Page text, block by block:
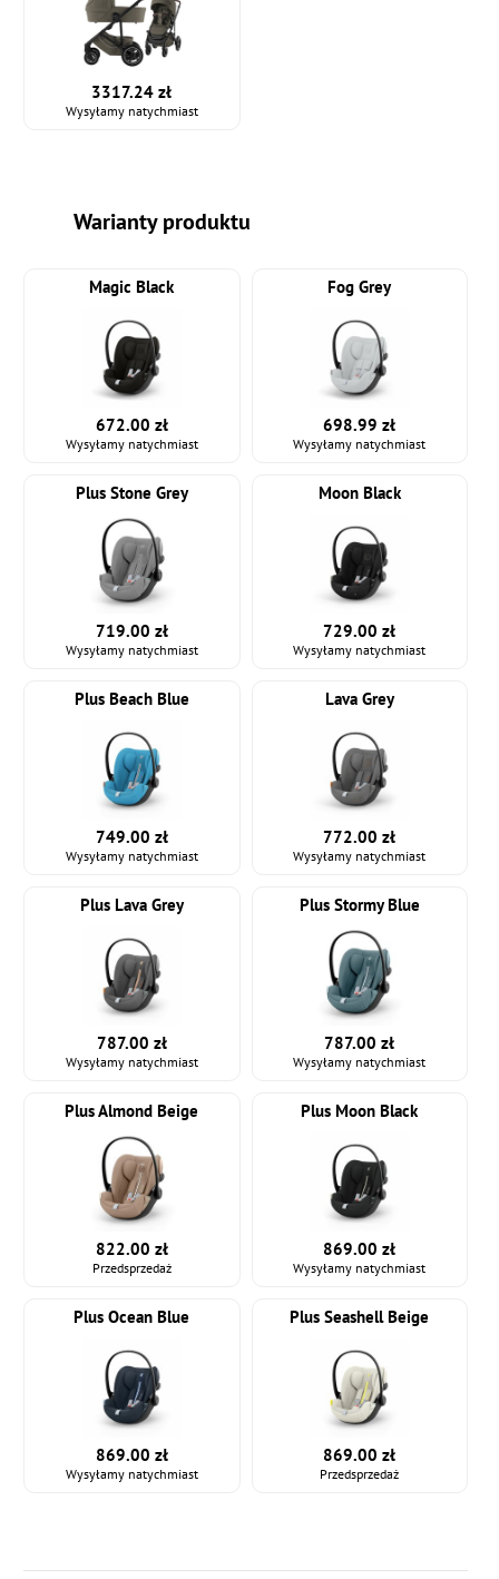
3317.24 zł
Wysyłamy natychmiast
Warianty produktu
Magic Black
672.00 zł
Wysyłamy natychmiast
Fog Grey
698.99 zł
Wysyłamy natychmiast
Plus Stone Grey
719.00 zł
Wysyłamy natychmiast
Moon Black
729.00 zł
Wysyłamy natychmiast
Plus Beach Blue
749.00 zł
Wysyłamy natychmiast
Lava Grey
772.00 zł
Wysyłamy natychmiast
Plus Lava Grey
787.00 zł
Wysyłamy natychmiast
Plus Stormy Blue
787.00 zł
Wysyłamy natychmiast
Plus Almond Beige
822.00 zł
Przedsprzedaż
Plus Moon Black
869.00 zł
Wysyłamy natychmiast
Plus Ocean Blue
869.00 zł
Wysyłamy natychmiast
Plus Seashell Beige
869.00 zł
Przedsprzedaż